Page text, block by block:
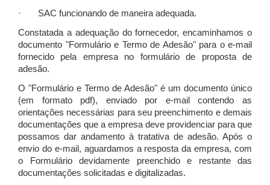
· SAC funcionando de maneira adequada.
Constatada a adequação do fornecedor, encaminhamos o
documento "Formulário e Termo de Adesão" para o e-mail
fornecido pela empresa no formulário de proposta de
adesão.
O "Formulário e Termo de Adesão" é um documento único
(em formato pdf), enviado por e-mail contendo as
orientações necessárias para seu preenchimento e demais
documentações que a empresa deve providenciar para que
possamos dar andamento à tratativa de adesão. Após o
envio do e-mail, aguardamos a resposta da empresa, com
o Formulário devidamente preenchido e restante das
documentações solicitadas e digitalizadas.